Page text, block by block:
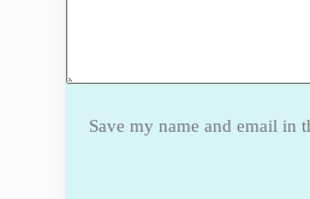
Save my name and email in